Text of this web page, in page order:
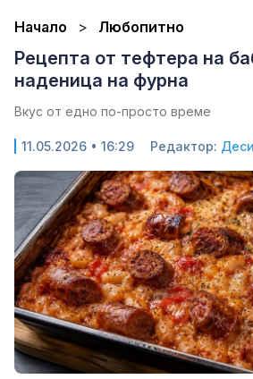
Начало Любопитно
Рецепта от тефтера на
наденица на фурна
Вкус от едно по-просто време
11.05.2026 • 16:29 Редактор: